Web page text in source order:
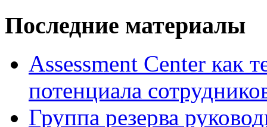
Последние материалы
Assessment Center как
потенциала
Группа резерва